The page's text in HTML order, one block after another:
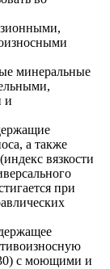
минеральные
и
а также
вязкости
при
с моющими и